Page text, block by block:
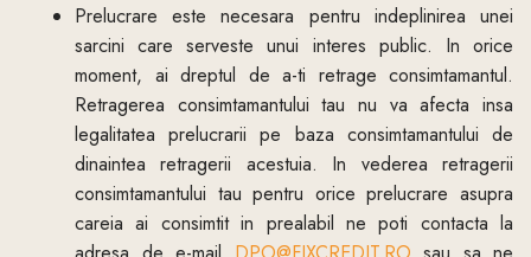
Prelucrare este necesara pentru indeplinirea unei
sarcini care serveste unui interes public. In orice
moment, ai dreptul de a-ti retrage consimtamantul.
Retragerea consimtamantului tau nu va afecta insa
legalitatea prelucrarii pe baza consimtamantului de
dinaintea retragerii acestuia. In vederea retragerii
consimtamantului tau pentru orice prelucrare asupra
careia ai consimtit in prealabil ne poti contacta la